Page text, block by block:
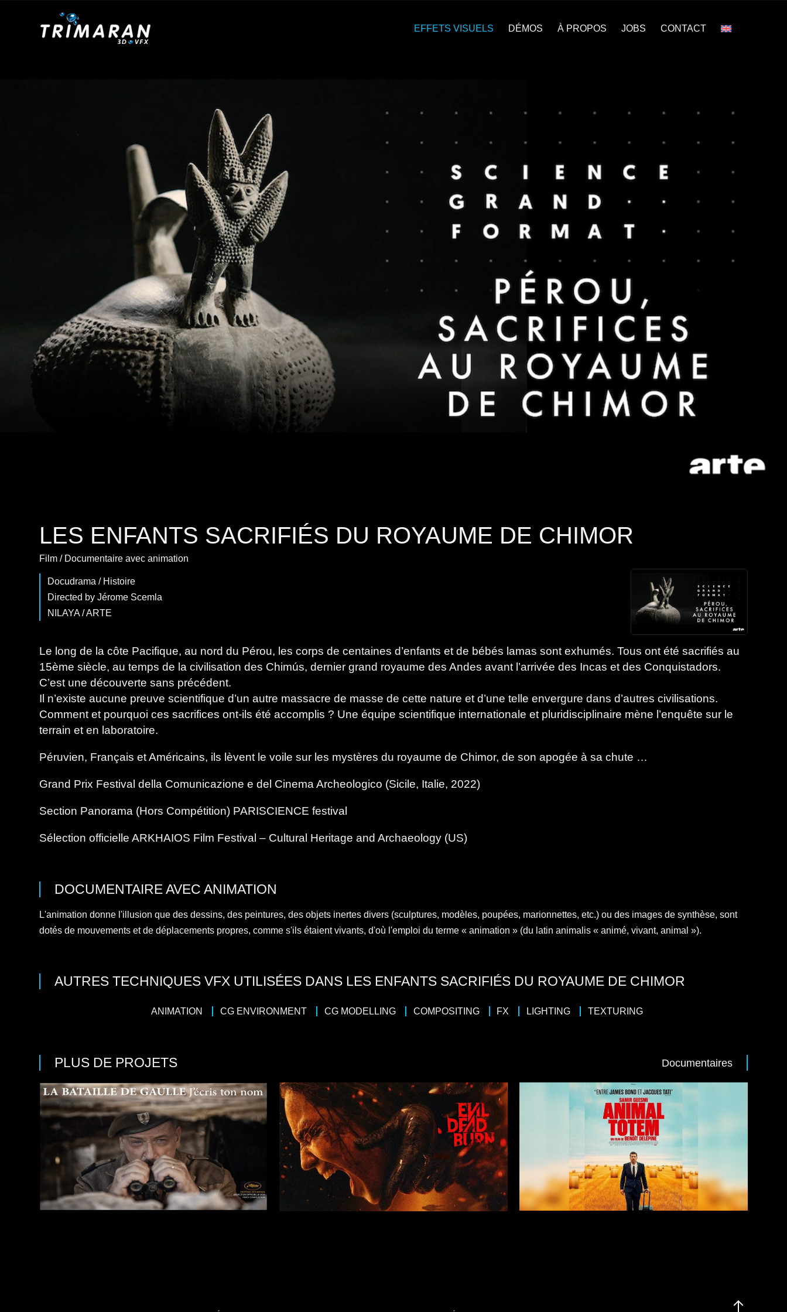
EFFETS VISUELS DÉMOS À PROPOS JOBS CONTACT
LES ENFANTS SACRIFIÉS DU ROYAUME DE CHIMOR
Film / Documentaire avecanimation
Docudrama / Histoire
Directed by Jérome Scemla
NILAYA / ARTE
Le long de la côte Pacifique, au nord du Pérou, les corps de centaines d’enfants et de bébés lamas sont exhumés. Tous ont été sacrifiés au
15ème siècle, au temps de la civilisation des Chimús, dernier grand royaume des Andes avant l’arrivée des Incas et des Conquistadors.
C’est une découverte sans précédent.
Il n’existe aucune preuve scientifique d’un autre massacre de masse de cette nature et d’une telle envergure dans d’autres civilisations.
Comment et pourquoi ces sacrifices ont-ils été accomplis ? Une équipe scientifique internationale et pluridisciplinaire mène l’enquête sur le
terrain et en laboratoire.
Péruvien, Français et Américains, ils lèvent le voile sur les mystères du royaume de Chimor, de son apogée à sa chute …
Grand Prix Festival della Comunicazione e del Cinema Archeologico (Sicile, Italie, 2022)
Section Panorama (Hors Compétition) PARISCIENCE festival
Sélection officielle ARKHAIOS Film Festival – Cultural Heritage and Archaeology (US)
DOCUMENTAIREAVECANIMATION
L'animation donne l'illusion que des dessins, des peintures, des objets inertes divers (sculptures, modèles, poupées, marionnettes, etc.) ou des images de synthèse, sont
dotés de mouvements et de déplacements propres, comme s'ils étaient vivants, d'où l'emploi du terme « animation » (du latin animalis « animé, vivant, animal »).
AUTRES TECHNIQUES VFX UTILISÉES DANS LES ENFANTS SACRIFIÉS DU ROYAUME DE CHIMOR
ANIMATION CG ENVIRONMENT CG MODELLING COMPOSITING FX LIGHTING TEXTURING
PLUS DE PROJETS Documentaires
Films
Action/Guerre/Histoire
Pathé Films
Réalisateur : Antonin Baudry
Films
Action /Thriller/
Drame
Réalisateur : Sébastien Vaniček
Films
/Drame/Road Movie
Casting : Samir Guesmi, Olivier Rabourdin,
Solène Rigot, Pierre Lottin
Réalisateur : Benoît Delépine